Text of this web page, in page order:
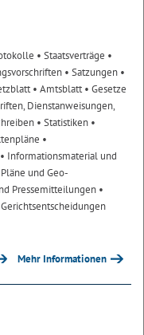
• Staatsverträge •
• Satzungen •
• Amtsblatt• Gesetze
Dienstanweisungen,
• Statistiken •
•
• Informationsmaterial und
und Geo-
Pressemitteilungen •
Gerichtsentscheidungen
Mehr Informationen